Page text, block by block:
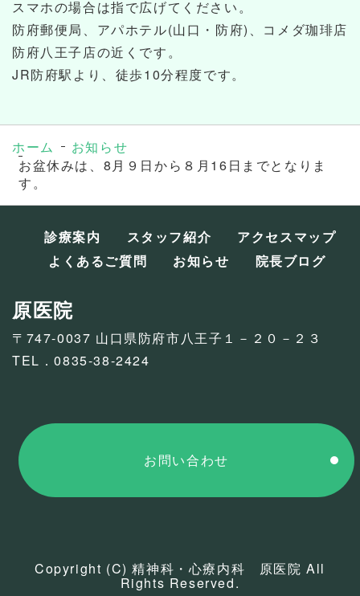
スマホの場合は指で広げてください。
防府郵便局、アパホテル(山口・防府)、コメダ珈琲店
防府八王子店の近くです。
JR防府駅より、徒歩10分程度です。
ホーム
お知らせ
お盆休みは、8月９日から８月16日までとなりま
す。
診療案内 スタッフ紹介
アクセスマップ
よくあるご質問
お知らせ 院長ブログ
原医院
〒747-0037 山口県防府市八王子１－２０－２３
TEL．0835-38-2424
お問い合わせ
Copyright (C) 精神科・心療内科 原医院 All
Rights Reserved.